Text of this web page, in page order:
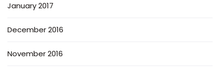
January 2017
December 2016
November 2016